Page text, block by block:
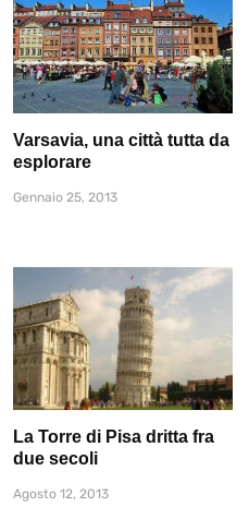
Varsavia, una città tutta da
esplorare
Gennaio 25, 2013
La Torre di Pisa dritta fra
due secoli
Agosto 12, 2013